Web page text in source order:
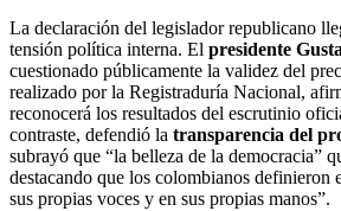
La declaración del legislador republicano
tensión política interna. El presidente
cuestionado públicamente la validez del
realizado por la Registraduría Nacional,
reconocerá los resultados del escrutinio
contraste, defendió la transparencia del
subrayó que “la belleza de la democracia”
destacando que los colombianos definieron
sus propias voces y en sus propias manos”.